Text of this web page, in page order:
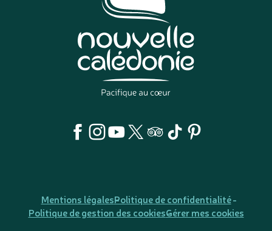
Mentions légalesPolitique de confidentialité
Politique de gestion des cookiesGérer mes cookies